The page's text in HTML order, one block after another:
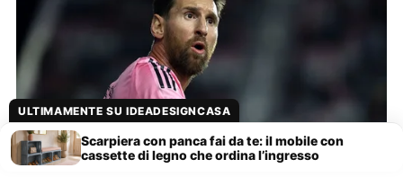
ULTIMAMENTE SU IDEADESIGNCASA
Scarpiera con panca fai da te: il mobile con
cassette di legno che ordina l’ingresso